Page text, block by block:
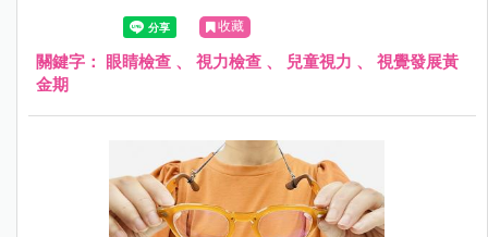
損傷將是不可逆的。5 大實用的診前準備建議，讓第一次眼
科檢查不再是孩子的恐懼，而是守護健康的第一步。
收藏
關鍵字： 眼睛檢查 、 視力檢查 、 兒童視力 、 視覺發展黃
金期